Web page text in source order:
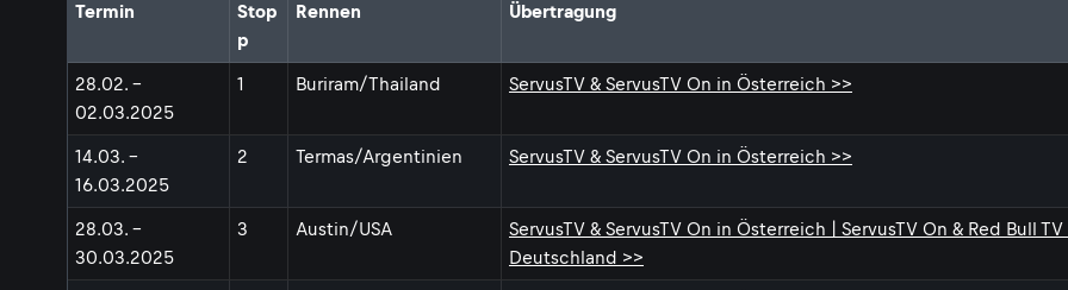
Termin
Stop
p
Rennen Übertragung
28.02. -
02.03.2025
1 Buriram/Thailand ServusTV & ServusTV On in Österreich >>
14.03. -
16.03.2025
2 Termas/Argentinien ServusTV & ServusTV On in Österreich >>
28.03. -
30.03.2025
3 Austin/USA
ServusTV & ServusTV On in Österreich | ServusTV On & Red Bull TV
Deutschland >>